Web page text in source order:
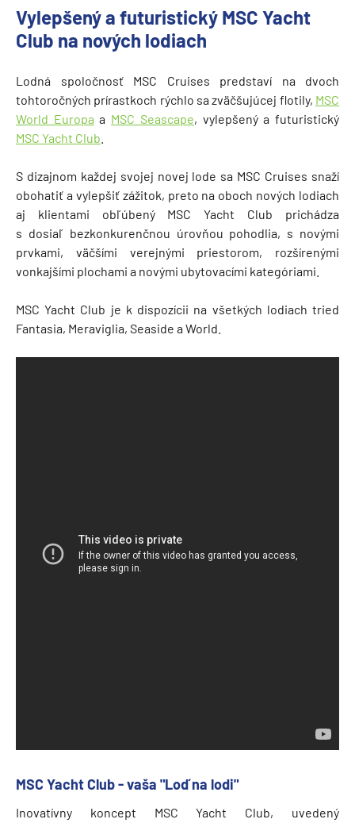
Vylepšený a futuristický MSC Yacht
Club na nových lodiach
Lodná spoločnosť MSC Cruises predstaví na dvoch
tohtoročných prírastkoch rýchlo sa zväčšujúcej flotily, MSC
World Europa a MSC Seascape, vylepšený a futuristický
MSC Yacht Club
S dizajnom každej svojej novej lode sa MSC Cruises snaží
obohatiť a vylepšiť zážitok, preto na oboch nových lodiach
aj klientami obľúbený MSC Yacht Club prichádza
s dosiaľ bezkonkurenčnou úrovňou pohodlia, s novými
prvkami, väčšími verejnými priestorom, rozšírenými
vonkajšími plochami a novými ubytovacími kategóriami.
MSC Yacht Club je k dispozícii na všetkých lodiach tried
Fantasia, Meraviglia, Seaside a World.
MSC Yacht Club - vaša "Loď na lodi"
Inovatívny koncept MSC Yacht Club, uvedený